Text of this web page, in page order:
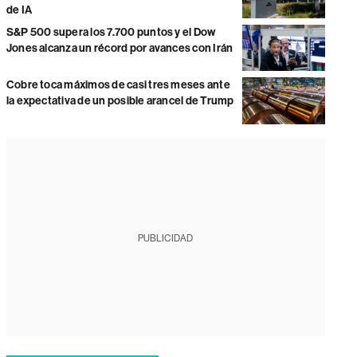
de IA
S&P 500 supera los 7.700 puntos y el Dow
Jones alcanza un récord por avances con Irán
Cobre toca máximos de casi tres meses ante
la expectativa de un posible arancel de Trump
PUBLICIDAD